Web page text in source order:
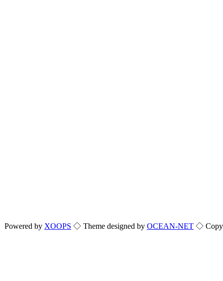
Powered by XOOPS ◇ Theme designed by OCEAN-NET ◇